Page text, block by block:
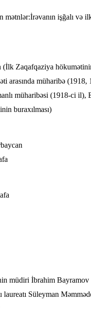
işğalı
Zaqafqaziya
müharibə
müharibəsi (1918-ci il),
buraxılması)
müdiri İbrahim Bayramov
Süleyman